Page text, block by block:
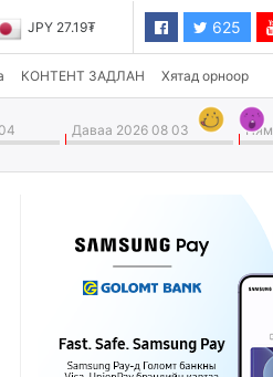
JPY 27.19₮ 625
КОНТЕНТ ЗАДЛАН Хятад орноор
Даваа 2026 08 03 Ням